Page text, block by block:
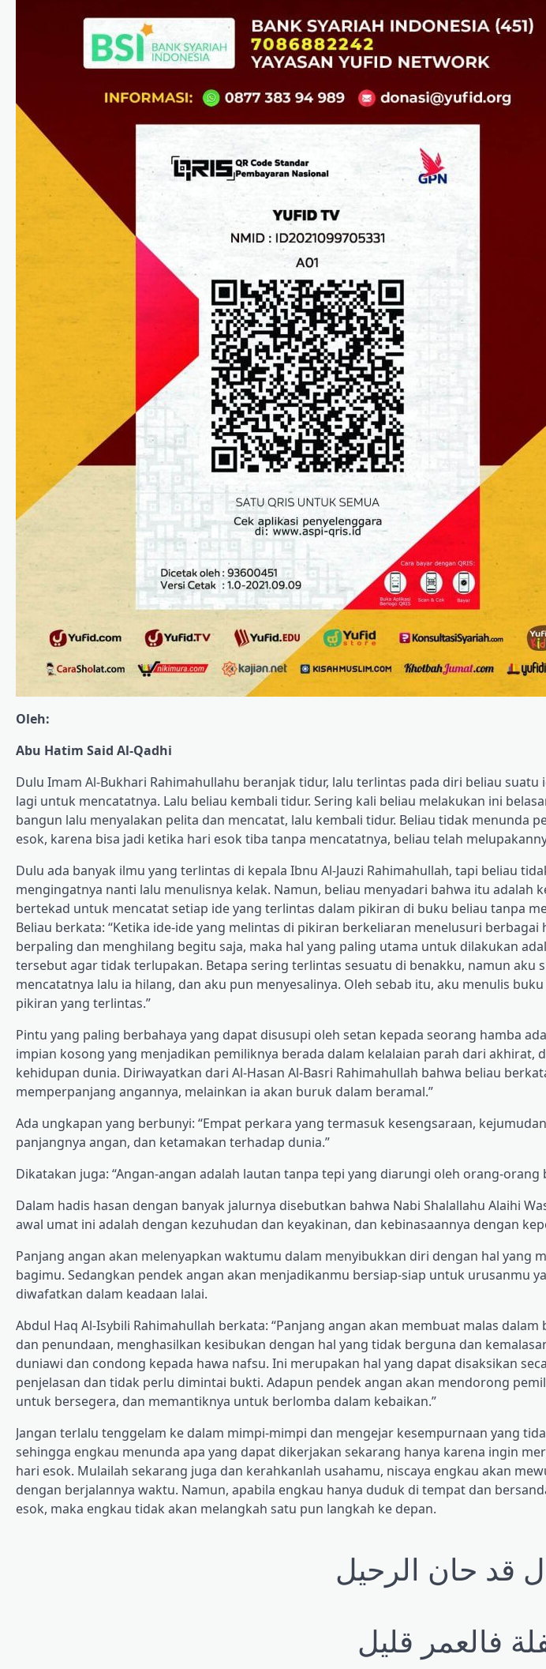
Oleh:
Abu Hatim Said Al-Qadhi
Dulu Imam Al-Bukhari Rahimahullahu beranjak tidur, lalu terlintas pada diri beliau
lagi untuk mencatatnya. Lalu beliau kembali tidur. Sering kali beliau melakukan ini
bangun lalu menyalakan pelita dan mencatat, lalu kembali tidur. Beliau tidak menunda
esok, karena bisa jadi ketika hari esok tiba tanpa mencatatnya, beliau telah
Dulu ada banyak ilmu yang terlintas di kepala Ibnu Al-Jauzi Rahimahullah, tapi beliau
mengingatnya nanti lalu menulisnya kelak. Namun, beliau menyadari bahwa itu adalah
bertekad untuk mencatat setiap ide yang terlintas dalam pikiran di buku beliau tanpa
Beliau berkata: “Ketika ide-ide yang melintas di pikiran berkeliaran menelusuri
berpaling dan menghilang begitu saja, maka hal yang paling utama untuk dilakukan
tersebut agar tidak terlupakan. Betapa sering terlintas sesuatu di benakku, namun aku
mencatatnya lalu ia hilang, dan aku pun menyesalinya. Oleh sebab itu, aku menulis
pikiran yang terlintas.”
Pintu yang paling berbahaya yang dapat disusupi oleh setan kepada seorang hamba
impian kosong yang menjadikan pemiliknya berada dalam kelalaian parah dari akhirat,
kehidupan dunia. Diriwayatkan dari Al-Hasan Al-Basri Rahimahullah bahwa beliau
memperpanjang angannya, melainkan ia akan buruk dalam beramal.”
Ada ungkapan yang berbunyi: “Empat perkara yang termasuk kesengsaraan,
panjangnya angan, dan ketamakan terhadap dunia.”
Dikatakan juga: “Angan-angan adalah lautan tanpa tepi yang diarungi oleh orang-
Dalam hadis hasan dengan banyak jalurnya disebutkan bahwa Nabi Shalallahu Alaihi
awal umat ini adalah dengan kezuhudan dan keyakinan, dan kebinasaannya dengan
Panjang angan akan melenyapkan waktumu dalam menyibukkan diri dengan hal yang
bagimu. Sedangkan pendek angan akan menjadikanmu bersiap-siap untuk urusanmu
diwafatkan dalam keadaan lalai.
Abdul Haq Al-Isybili Rahimahullah berkata: “Panjang angan akan membuat malas
dan penundaan, menghasilkan kesibukan dengan hal yang tidak berguna dan
duniawi dan condong kepada hawa nafsu. Ini merupakan hal yang dapat disaksikan
penjelasan dan tidak perlu dimintai bukti. Adapun pendek angan akan mendorong
untuk bersegera, dan memantiknya untuk berlomba dalam kebaikan.”
Jangan terlalu tenggelam ke dalam mimpi-mimpi dan mengejar kesempurnaan yang
sehingga engkau menunda apa yang dapat dikerjakan sekarang hanya karena ingin
hari esok. Mulailah sekarang juga dan kerahkanlah usahamu, niscaya engkau akan
dengan berjalannya waktu. Namun, apabila engkau hanya duduk di tempat dan
esok, maka engkau tidak akan melangkah satu pun langkah ke depan.
قد حان الرحيل
فالعمر قليل